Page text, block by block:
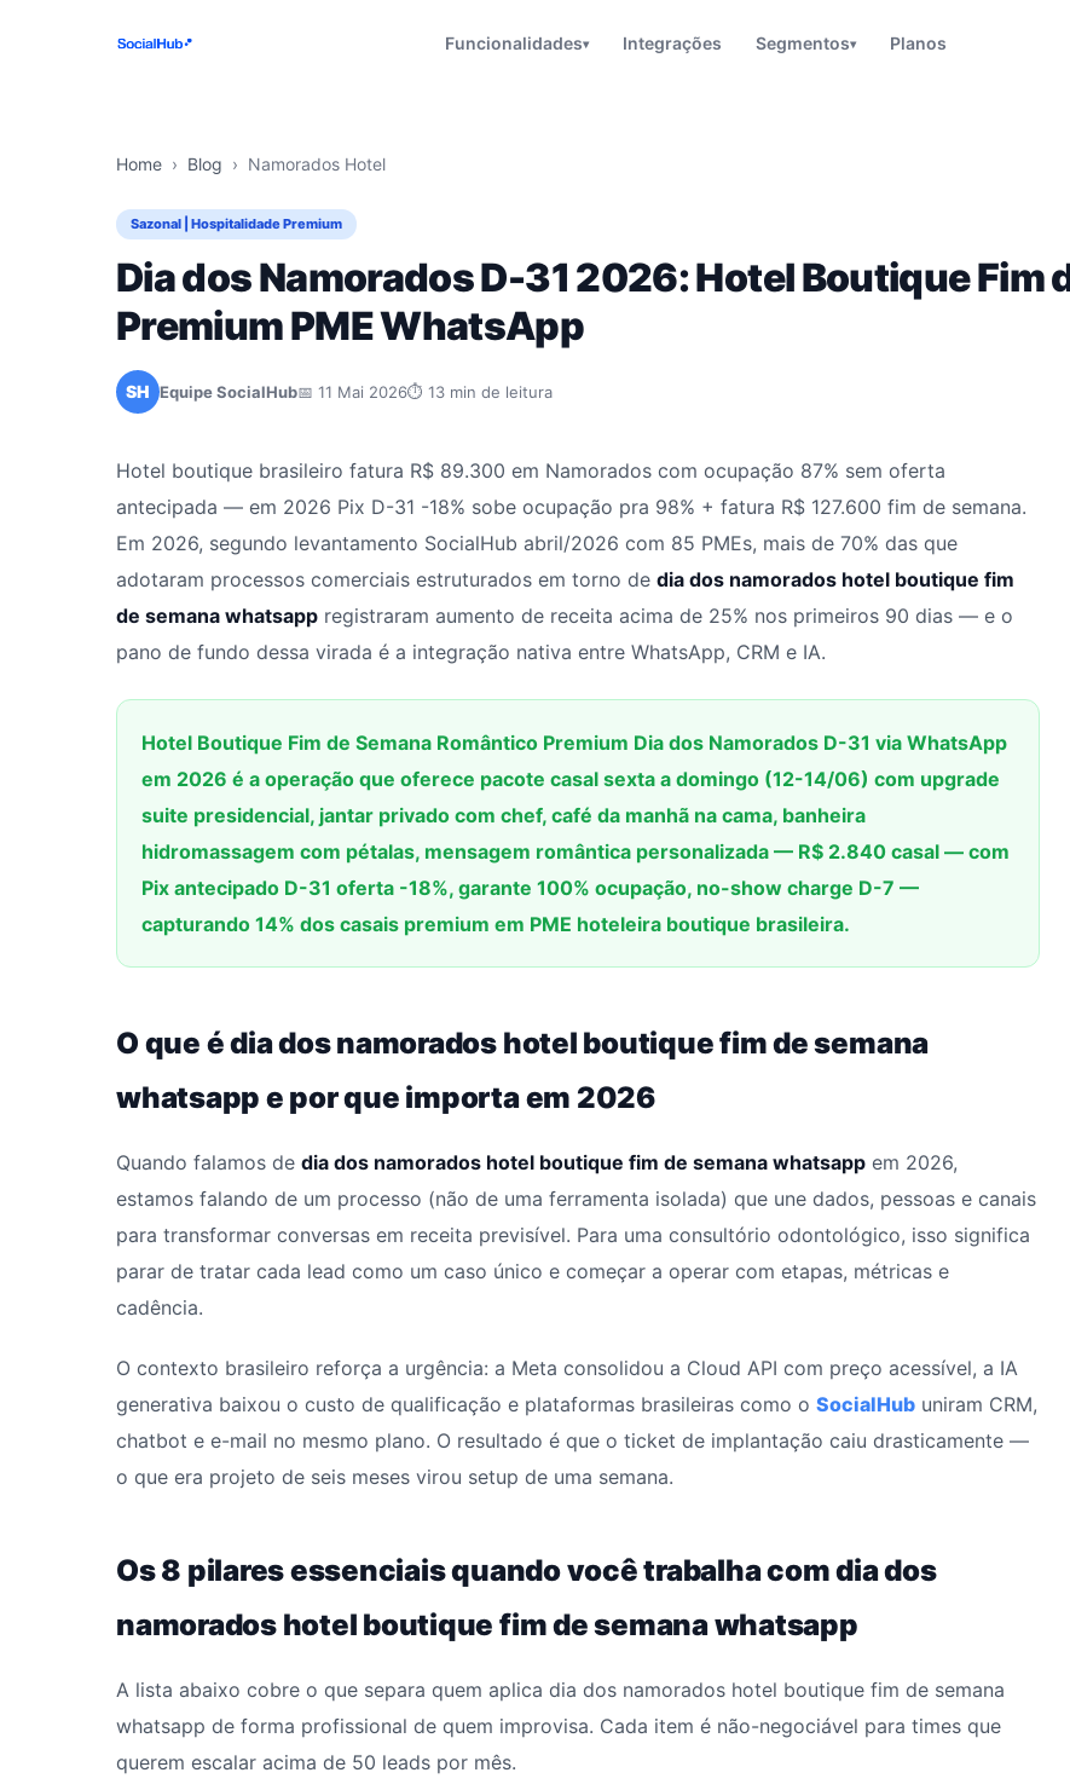
Funcionalidades▾ Integrações Segmentos▾ Planos
Home › Blog › Namorados Hotel
Sazonal | Hospitalidade Premium
Dia dos Namorados D-31 2026: Hotel Boutique Fim
Premium PME WhatsApp
SH Equipe SocialHub📅 11 Mai 2026⏱ 13 min de leitura
Hotel boutique brasileiro fatura R$ 89.300 em Namorados com ocupação 87% sem oferta
antecipada — em 2026 Pix D-31 -18% sobe ocupação pra 98% + fatura R$ 127.600 fim de semana.
Em 2026, segundo levantamento SocialHub abril/2026 com 85 PMEs, mais de 70% das que
adotaram processos comerciais estruturados em torno de dia dos namorados hotel boutique fim
de semana whatsapp registraram aumento de receita acima de 25% nos primeiros 90 dias — e o
pano de fundo dessa virada é a integração nativa entre WhatsApp, CRM e IA.
Hotel Boutique Fim de Semana Romântico Premium Dia dos Namorados D-31 via WhatsApp
em 2026 é a operação que oferece pacote casal sexta a domingo (12-14/06) com upgrade
suite presidencial, jantar privado com chef, café da manhã na cama, banheira
hidromassagem com pétalas, mensagem romântica personalizada — R$ 2.840 casal — com
Pix antecipado D-31 oferta -18%, garante 100% ocupação, no-show charge D-7 —
capturando 14% dos casais premium em PME hoteleira boutique brasileira.
O que é dia dos namorados hotel boutique fim de semana
whatsapp e por que importa em 2026
Quando falamos de dia dos namorados hotel boutique fim de semana whatsapp em 2026,
estamos falando de um processo (não de uma ferramenta isolada) que une dados, pessoas e canais
para transformar conversas em receita previsível. Para uma consultório odontológico, isso significa
parar de tratar cada lead como um caso único e começar a operar com etapas, métricas e
cadência.
O contexto brasileiro reforça a urgência: a Meta consolidou a Cloud API com preço acessível, a IA
generativa baixou o custo de qualificação e plataformas brasileiras como o SocialHub uniram CRM,
chatbot e e-mail no mesmo plano. O resultado é que o ticket de implantação caiu drasticamente —
o que era projeto de seis meses virou setup de uma semana.
Os 8 pilares essenciais quando você trabalha com dia dos
namorados hotel boutique fim de semana whatsapp
A lista abaixo cobre o que separa quem aplica dia dos namorados hotel boutique fim de semana
whatsapp de forma profissional de quem improvisa. Cada item é não-negociável para times que
querem escalar acima de 50 leads por mês.